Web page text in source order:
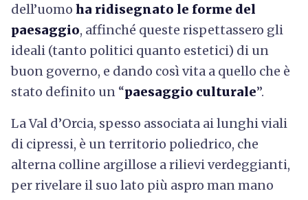
dell’uomo ha ridisegnato le forme del
paesaggio, affinché queste rispettassero gli
ideali (tanto politici quanto estetici) di un
buon governo, e dando così vita a quello che è
stato definito un “paesaggio culturale”.
La Val d’Orcia, spesso associata ai lunghi viali
di cipressi, è un territorio poliedrico, che
alterna colline argillose a rilievi verdeggianti,
per rivelare il suo lato più aspro man mano